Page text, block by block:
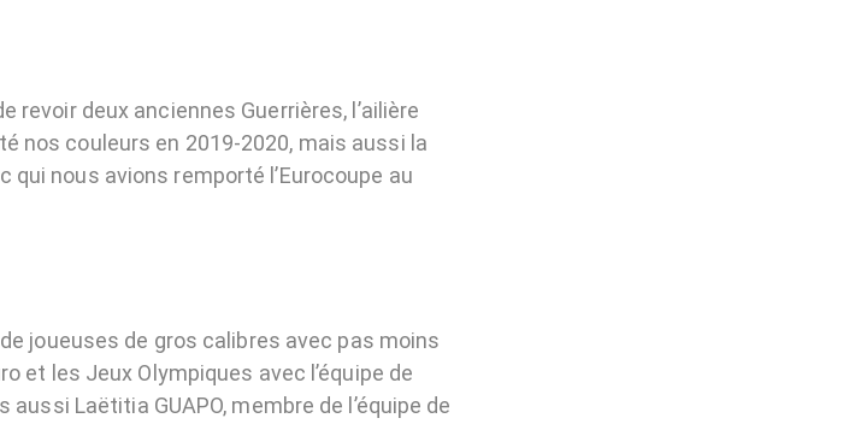
revoir deux anciennes Guerrières, l’ailière
nos couleurs en 2019-2020, mais aussi la
qui nous avions remporté l’Eurocoupe au
joueuses de gros calibres avec pas moins
et les Jeux Olympiques avec l’équipe de
Laëtitia GUAPO, membre de l’équipe de